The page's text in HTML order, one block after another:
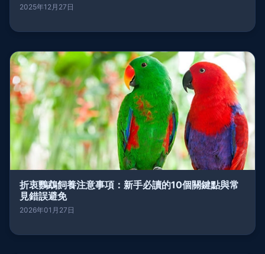
2025年12月27日
折衷鸚鵡飼養注意事項：新手必讀的10個關鍵點與常
見錯誤避免
2026年01月27日